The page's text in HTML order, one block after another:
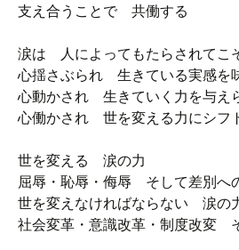
支え合うことで 共働する
涙は 人によってもたらされてこ
心揺さぶられ 生きている実感を
心動かされ 生きていく力を与え
心働かされ 世を変える力にシフ
世を変える 涙の力
屈辱・恥辱・侮辱 そして差別へ
世を変えなければならない 涙の
社会変革・意識改革・制度改変